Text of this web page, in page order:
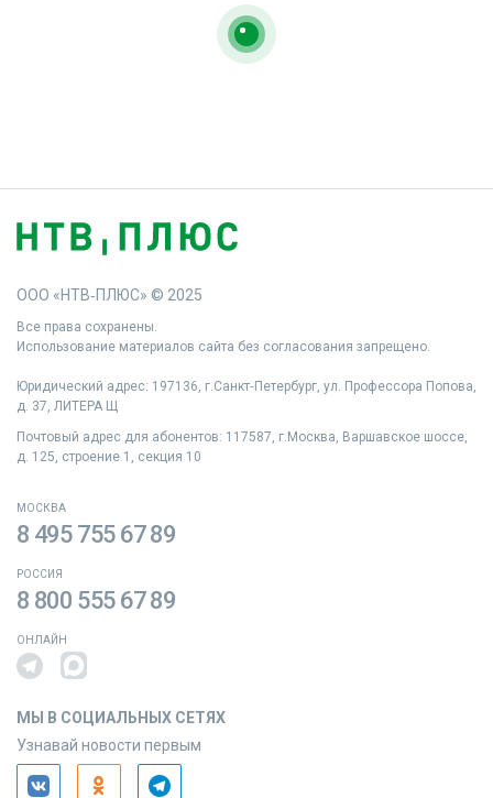
ООО «НТВ‑ПЛЮС» © 2025
Все права сохранены.
Использование материалов сайта без согласования запрещено.
Юридический адрес: 197136, г.Санкт‑Петербург, ул. Профессора Попова,
д. 37, ЛИТЕРА Щ
Почтовый адрес для абонентов: 117587, г.Москва, Варшавское шоссе,
д. 125, строение 1, секция 10
МОСКВА
8 495 755 67 89
РОССИЯ
8 800 555 67 89
ОНЛАЙН
МЫ В СОЦИАЛЬНЫХ СЕТЯХ
Узнавай новости первым